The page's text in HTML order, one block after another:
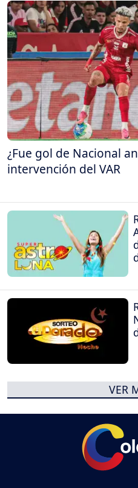
¿Fue gol de Nacional
intervención del VAR
VER